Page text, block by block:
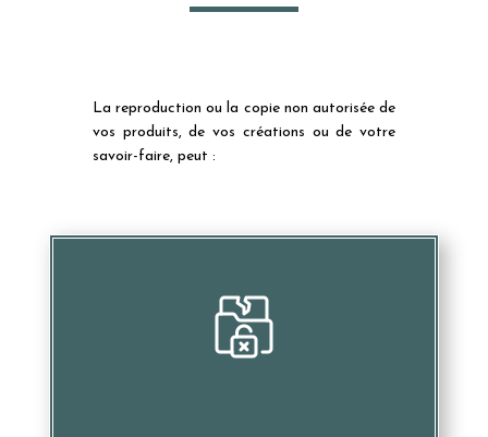
La reproduction ou la copie non autorisée de
vos produits, de vos créations ou de votre
savoir-faire, peut :
Mettre en péril vos investissements